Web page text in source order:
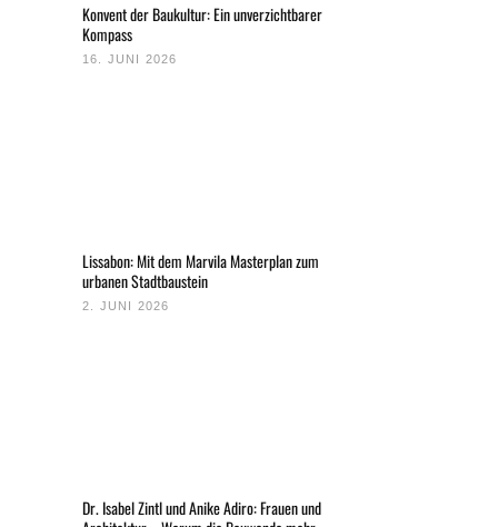
Konvent der Baukultur: Ein unverzichtbarer
Kompass
16. JUNI 2026
Lissabon: Mit dem Marvila Masterplan zum
urbanen Stadtbaustein
2. JUNI 2026
Dr. Isabel Zintl und Anike Adiro: Frauen und